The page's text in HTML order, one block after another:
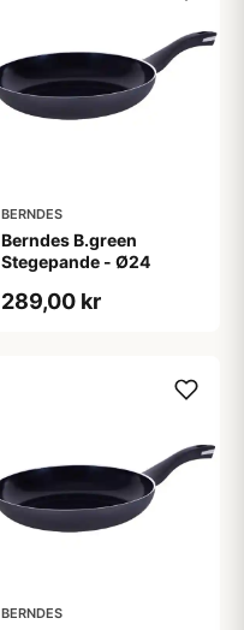
BERNDES
Berndes B.green
Stegepande - Ø24
289,00 kr
BERNDES